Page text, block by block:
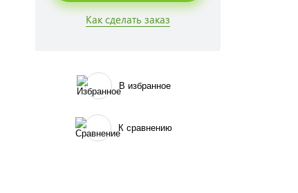
Как сделать заказ
В избранное
К сравнению